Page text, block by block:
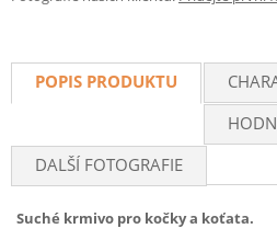
POPIS PRODUKTU
DALŠÍ FOTOGRAFIE
Suché krmivo pro kočky a koťata.